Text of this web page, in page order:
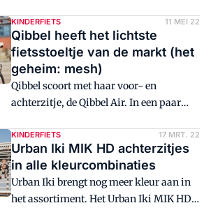
kinderzitjes, fietsbellen, mandjes,
poppenzitjes, zijwielen en
veiligheidsvlaggen in de kenmerkende
Dick Bruna-stijl.
KINDERFIETS 11 MEI 22
Qibbel heeft het lichtste
fietsstoeltje van de markt (het
geheim: mesh)
Qibbel scoort met haar voor- en
achterzitje, de Qibbel Air. In een paar
één van de meest gekozen kinderzitjes
in de Benelux. Het lage gewicht, de
sterkte en de veiligheid zijn drie van de
belangrijkste kenmerken. Qibbel
ondersteunt retailers bij de verkoop met
KINDERFIETS 17 MRT. 22
Urban Iki MIK HD achterzitjes
in alle kleurcombinaties
Urban Iki brengt nog meer kleur aan in
het assortiment. Het Urban Iki MIK HD